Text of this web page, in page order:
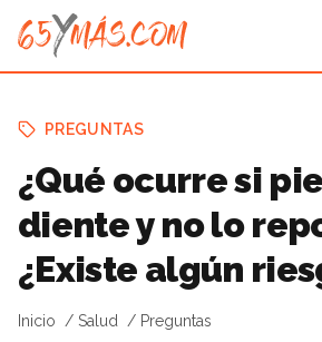
PREGUNTAS
¿Qué ocurre si
diente y no lo
¿Existe algún
Inicio Salud Preguntas